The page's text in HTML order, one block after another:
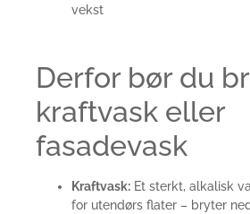
vekst
Derfor bør du
kraftvask eller
fasadevask
Kraftvask: Et sterkt, alkalisk
for utendørs flater – bryter